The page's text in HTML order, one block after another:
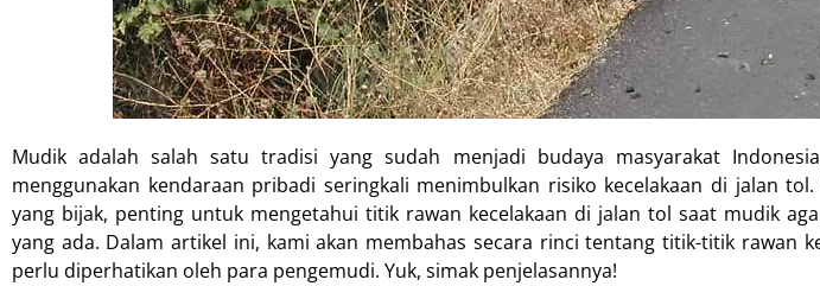
Mudik adalah salah satu tradisi yang sudah menjadi budaya masyarakat
menggunakan kendaraan pribadi seringkali menimbulkan risiko kecelakaan di jalan
yang bijak, penting untuk mengetahui titik rawan kecelakaan di jalan tol saat mudik
yang ada. Dalam artikel ini, kami akan membahas secara rinci tentang titik-titik rawan
perlu diperhatikan oleh para pengemudi. Yuk, simak penjelasannya!